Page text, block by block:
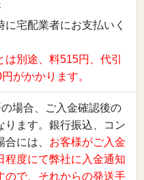
宅配業者にお支払いく
は別途、料515円、代引
がかかります。
場合、ご入金確認後の
ります。銀行振込、コン
合には、 お客様がご入金
程度にて弊社に入金通知
ので、それからの発送手